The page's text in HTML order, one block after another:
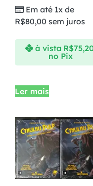
Em até 1x de
R$80,00 sem juros
à vista R$
no Pix
Ler mais